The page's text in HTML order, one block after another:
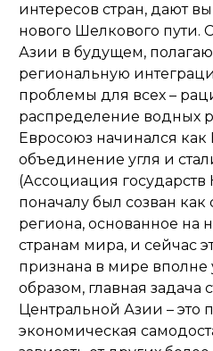
интересов стран, дают
нового Шелкового пути.
Азии в будущем,
региональную
проблемы для всех –
распределение водных
Евросоюз начинался как
объединение угля и
(Ассоциация
поначалу был созван как
региона, основанное
странам мира, и сейчас
признана в мире
образом, главная задача
Центральной Азии – это
экономическая